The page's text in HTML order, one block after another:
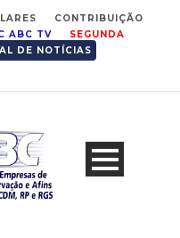
CONTRIBUIÇÃO
ABC TV
SEGUNDA
DE NOTÍCIAS